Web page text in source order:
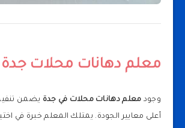
معلم دهانات محلات جدة
وجود معلم دهانات محلات في جدة يضمن
أعلى معايير الجودة. يمتلك المعلم خبرة في